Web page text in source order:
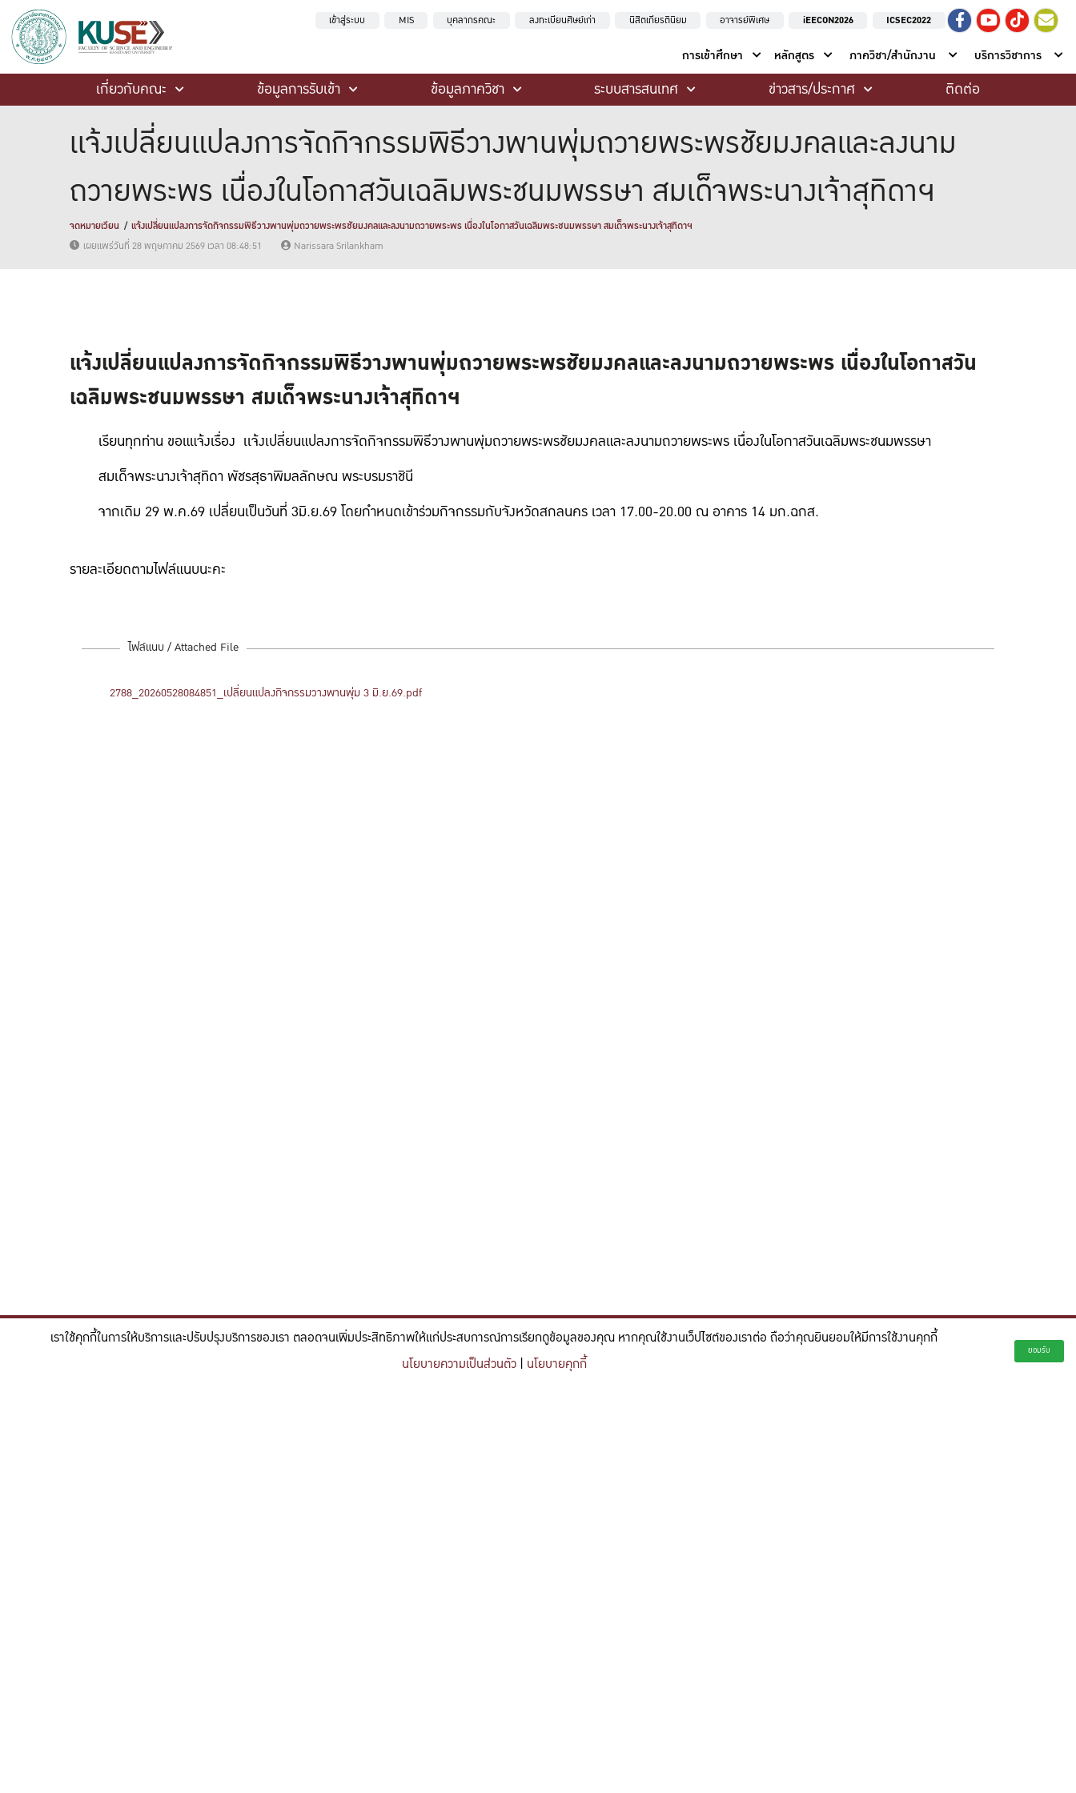
เข้าสู่ระบบ MIS บุคลากรคณะ ลงทะเบียนศิษย์เก่า นิสิตเกียรตินิยม อาจารย์พิเศษ iEECON2026 ICSEC2022
การเข้าศึกษา หลักสูตร ภาควิชา/สำนักงาน บริการวิชาการ
เกี่ยวกับคณะ ข้อมูลการรับเข้า ข้อมูลภาควิชา ระบบสารสนเทศ ข่าวสาร/ประกาศ ติดต่อ
เเจ้งเปลี่ยนแปลงการจัดกิจกรรมพิธีวางพานพุ่มถวายพระพรชัยมงคลและลงนาม
ถวายพระพร เนื่องในโอกาสวันเฉลิมพระชนมพรรษา สมเด็จพระนางเจ้าสุทิดาฯ
จดหมายเวียน
เเจ้งเปลี่ยนแปลงการจัดกิจกรรมพิธีวางพานพุ่มถวายพระพรชัยมงคลและลงนามถวายพระพร เนื่องในโอกาสวันเฉลิมพระชนมพรรษา สมเด็จพระนางเจ้าสุทิดาฯ
เผยแพร่วันที่ 28 พฤษภาคม 2569 เวลา 08:48:51
Narissara Srilankham
เเจ้งเปลี่ยนแปลงการจัดกิจกรรมพิธีวางพานพุ่มถวายพระพรชัยมงคลและลงนามถวายพระพร เนื่องในโอกาสวัน
เฉลิมพระชนมพรรษา สมเด็จพระนางเจ้าสุทิดาฯ
เรียนทุกท่าน ขอแแจ้งเรื่อง เเจ้งเปลี่ยนแปลงการจัดกิจกรรมพิธีวางพานพุ่มถวายพระพรชัยมงคลและลงนามถวายพระพร เนื่องในโอกาสวันเฉลิมพระชนมพรรษา
สมเด็จพระนางเจ้าสุทิดา พัชรสุธาพิมลลักษณ พระบรมราชินี
จากเดิม 29 พ.ค.69 เปลี่ยนเป็นวันที่ 3มิ.ย.69 โดยกำหนดเข้าร่วมกิจกรรมกับจังหวัดสกลนคร เวลา 17.00-20.00 ณ อาคาร 14 มก.ฉกส.
รายละเอียดตามไฟล์แนบนะคะ
ไฟล์แนบ / Attached File
2788_20260528084851_เปลี่ยนแปลงกิจกรรมวางพานพุ่ม 3 มิ.ย.69.pdf
"สร้างแรงบันดาลใจให้ผู้นำแห่งอนาคตด้านวิทยาศาสตร์และวิศวกรรม ที่มีจิตสำนึกในความรับผิดชอบ ขับเคลื่อนความสำเร็จที่ยั่งยืน และจุดประกายความคิดสร้างสรรค์เพื่ออนาคต"
To inspire future-ready leaders in science and engineering who embrace responsibility, drive sustainable success, and ignite creativity for a more innovative future.
เราใช้คุกกี้ในการให้บริการและปรับปรุงบริการของเรา ตลอดจนเพิ่มประสิทธิภาพให้แก่ประสบการณ์การเรียกดูข้อมูลของคุณ หากคุณใช้งานเว็ปไซต์ของเราต่อ ถือว่าคุณยินยอมให้มีการใช้งานคุกกี้
นโยบายความเป็นส่วนตัว| นโยบายคุกกี้
ยอมรับ